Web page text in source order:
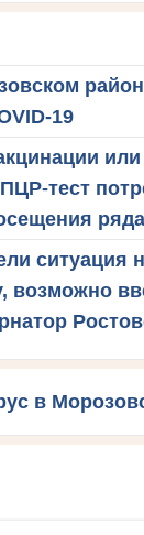
19
или
тест
ситуация
возможно
в